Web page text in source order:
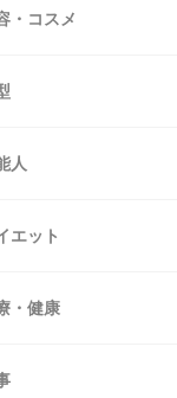
で切ってもらっ
・コスメ
人
エット
・健康